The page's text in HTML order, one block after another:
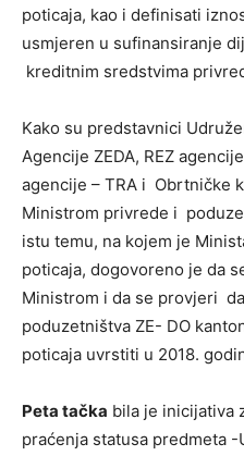
poticaja, kao i definisati
usmjeren u sufinansiranje
kreditnim sredstvima
Kako su predstavnici
Agencije ZEDA, REZ
agencije – TRA i Obrtničke
Ministrom privrede i
istu temu, na kojem je
poticaja, dogovoreno je da
Ministrom i da se provjeri
poduzetništva ZE- DO
poticaja uvrstiti u 2018.
Peta tačka bila je inicijativa
praćenja statusa predmeta